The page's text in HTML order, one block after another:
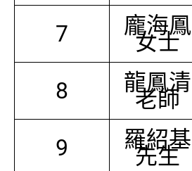
7 龐海鳳
女士
8 龍鳳清
老師
9 羅紹基
先生